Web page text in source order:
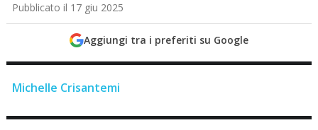
Pubblicato il 17 giu 2025
Aggiungi tra i preferiti su Google
Michelle Crisantemi